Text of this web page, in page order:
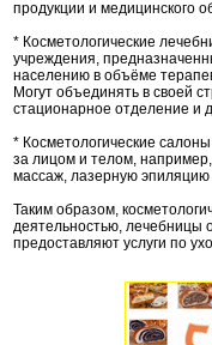
продукции и медицинского
* Косметологические
учреждения,
населению в объёме
Могут объединять в своей
стационарное отделение и
* Косметологические
за лицом и телом,
массаж, лазерную эпиляцию
Таким образом,
деятельностью, лечебницы
предоставляют услуги по